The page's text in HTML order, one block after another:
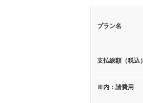
プラン名
支払総額（税込）
※内：諸費用